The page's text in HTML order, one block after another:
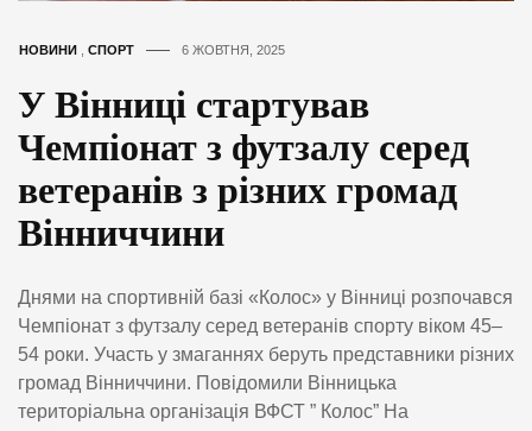
НОВИНИ СПОРТ 6 ЖОВТНЯ, 2025
У Вінниці стартував
Чемпіонат з футзалу серед
ветеранів з різних громад
Вінниччини
Днями на спортивній базі «Колос» у Вінниці розпочався
Чемпіонат з футзалу серед ветеранів спорту віком 45–
54 роки. Участь у змаганнях беруть представники різних
громад Вінниччини. Повідомили Вінницька
територіальна організація ВФСТ ” Колос” На